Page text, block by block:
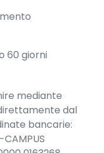
60 giorni
mediante
dal
bancarie:
CAMPUS